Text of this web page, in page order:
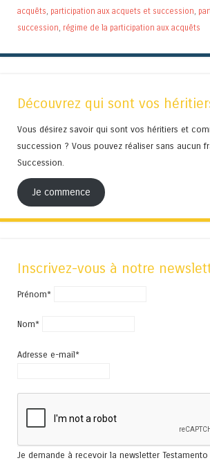
acquêts participation aux acquets et succession
succession régime de la participation aux acquêts
Découvrez qui sont vos
Vous désirez savoir qui sont vos héritiers et
succession ? Vous pouvez réaliser sans aucun
Succession.
Je commence
Inscrivez-vous à notre
Prénom*
Nom*
Adresse e-mail*
Je demande à recevoir la newsletter